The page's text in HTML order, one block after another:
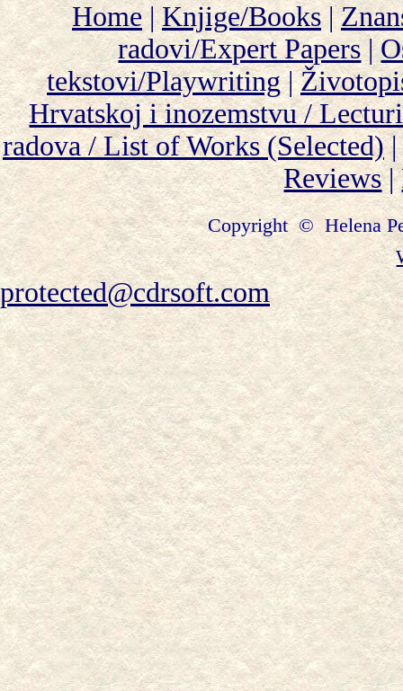
Home|Knjige/Books|
radovi/Expert Papers|
tekstovi/Playwriting|
Hrvatskoj i inozemstvu /
radova / List of Works (Selected)|
Reviews|
Copyright © Helena
protected@cdrsoft.com